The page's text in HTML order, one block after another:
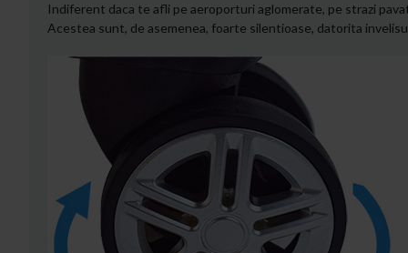
Indiferent daca te afli pe aeroporturi aglomerate, pe strazi
Acestea sunt, de asemenea, foarte silentioase, datorita